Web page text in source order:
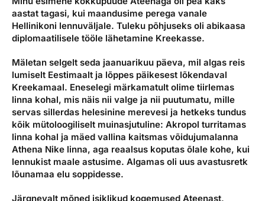
aastat tagasi, kui maandusime perega vanale
Hellinikoni lennuväljale. Tuleku põhjuseks oli abikaasa
diplomaatilisele tööle lähetamine Kreekasse.
Mäletan selgelt seda jaanuarikuu päeva, mil algas reis
lumiselt Eestimaalt ja lõppes päikesest lõkendaval
Kreekamaal. Eneselegi märkamatult olime tiirlemas
linna kohal, mis näis nii valge ja nii puutumatu, mille
servas sillerdas helesinine merevesi ja hetkeks tundus
kõik mütoloogiliselt muinasjutuline: Akropol turritamas
linna kohal ja mäed vallina kaitsmas võidujumalanna
Athena Nike linna, aga reaalsus koputas õlale kohe, kui
lennukist maale astusime. Algamas oli uus avastusretk
lõunamaa elu soppidesse.
Järgnevalt mõned isiklikud kogemused Ateenast,